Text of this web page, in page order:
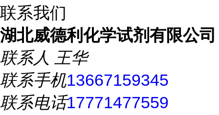
联系我们
湖北威德利化学试剂有限公司
联系人 王华
联系手机13667159345
联系电话17771477559